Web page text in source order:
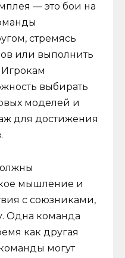
— это бои на
стремясь
или выполнить
выбирать
моделей и
для достижения
мышление и
с союзниками,
Одна команда
как другая
могут